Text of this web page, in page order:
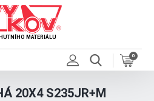
MATERIÁLU
0
20X4 S235JR+M